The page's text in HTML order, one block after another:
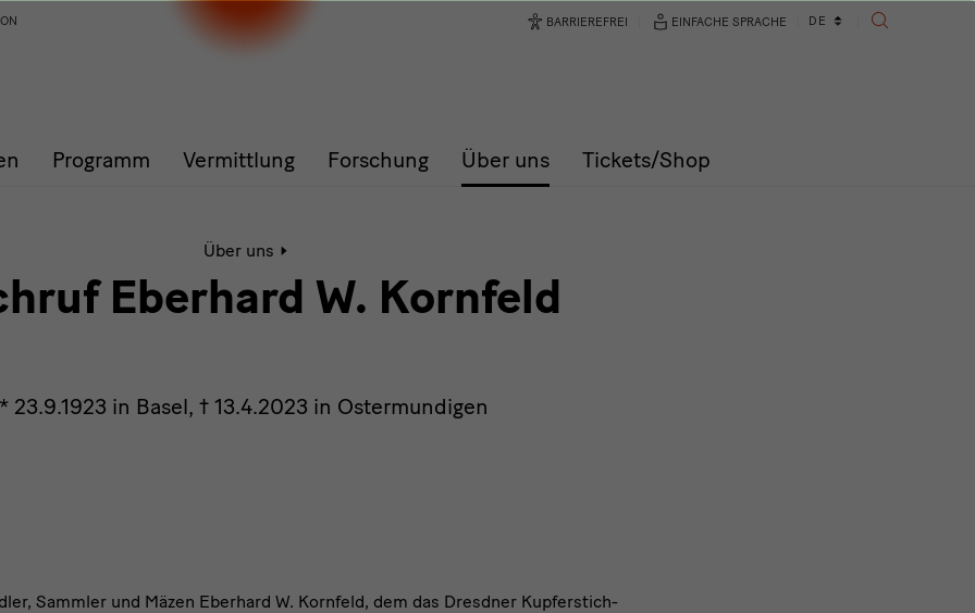
Programm Vermittlung Forschung Über uns Tickets/Shop
BARRIEREFREI EINFACHE SPRACHE
Sprachwechsler
DE
SUCHE
Über uns
Eberhard
W.
Eberhard W. Kornfeld
* 23.9.1923 in Basel, † 13.4.2023 in Ostermundigen
Sammler und Mäzen Eberhard W. Kornfeld, dem das Dresdner Kupferstich-